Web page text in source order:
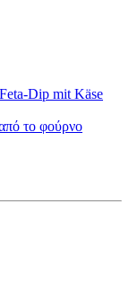
Dip mit Käse
το φούρνο